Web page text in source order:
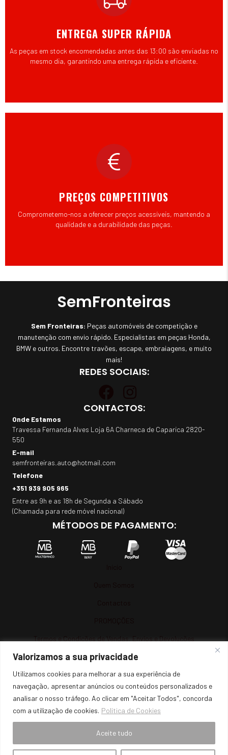
Valorizamos a sua privacidade
Utilizamos cookies para melhorar a sua experiência de
navegação, apresentar anúncios ou conteúdos personalizados e
analisar o nosso tráfego. Ao clicar em "Aceitar Todos", concorda
com a utilização de cookies. Política de Cookies
Aceite tudo
ENTREGA SUPER RÁPIDA
As peças em stock encomendadas antes das 13:00 são enviadas no
mesmo dia, garantindo uma entrega rápida e eficiente.
PREÇOS COMPETITIVOS
Comprometemo-nos a oferecer preços acessíveis, mantendo a
qualidade e a durabilidade das peças.
SemFronteiras
Sem Fronteiras: Peças automóveis de competição e
manutenção com envio rápido. Especialistas em peças Honda,
BMW e outros. Encontre travões, escape, embraiagens, e muito
mais!
REDES SOCIAIS:
CONTACTOS:
Onde Estamos
Travessa Fernanda Alves Loja 6A Charneca de Caparica 2820-
550
E-mail
semfronteiras.auto@hotmail.com
Telefone
+351 939 905 965
Entre as 9h e as 18h de Segunda a Sábado
(Chamada para rede móvel nacional)
MÉTODOS DE PAGAMENTO:
Termos e Condições de Vendas, Envios e Devoluções
Termos e Condições
Política de Privacidade
Resolução de Litígios